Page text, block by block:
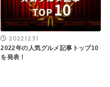
2022.12.31
2022年の人気グルメ記事トップ10
を発表！